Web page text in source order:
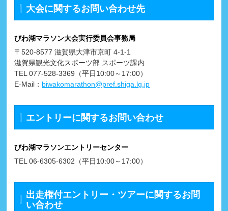
大会に関するお問い合わせ先
びわ湖マラソン大会実行委員会事務局
〒520-8577 滋賀県大津市京町 4-1-1
滋賀県観光文化スポーツ部 スポーツ課内
TEL 077-528-3369（平日10:00～17:00）
E-Mail： biwakomarathon@pref.shiga.lg.jp
エントリーに関するお問い合わせ
びわ湖マラソンエントリーセンター
TEL 06-6305-6302（平日10:00～17:00）
出走権付エントリー・ツアーに関するお問
い合わせ